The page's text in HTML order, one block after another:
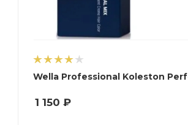
1 150 ₽